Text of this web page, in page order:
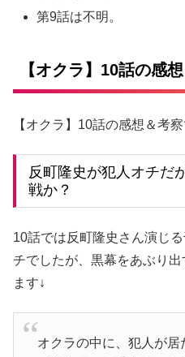
第9話は不明。
【オクラ】10話の感
【オクラ】10話の感想＆考察
反町隆史が犯人オチだ
戦か？
10話では反町隆史さん演じ
チでしたが、黒幕をあぶり
ます↓
オクラの中に、犯人が